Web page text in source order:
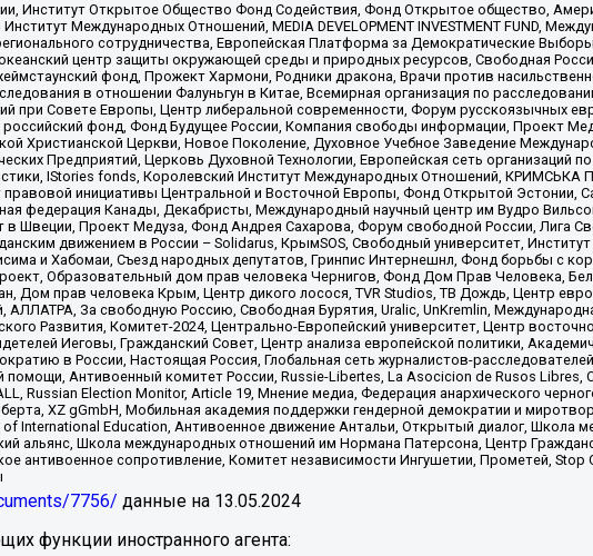
Институт Открытое Общество Фонд Содействия, Фонд Открытое общество,
Международных Отношений, MEDIA DEVELOPMENT INVESTMENT FUND,
сотрудничества, Европейская Платформа за Демократические
центр защиты окружающей среды и природных ресурсов, Свободная
фонд, Прожект Хармони, Родники дракона, Врачи против
в отношении Фалуньгун в Китае, Всемирная организация по
при Совете Европы, Центр либеральной современности, Форум русскоязычных
фонд, Фонд Будущее России, Компания свободы информации, Проект
Христианской Церкви, Новое Поколение, Духовное Учебное Заведение
Предприятий, Церковь Духовной Технологии, Европейская сеть
IStories fonds, Королевский Институт Международных Отношений,
правовой инициативы Центральной и Восточной Европы, Фонд Открытой Эстонии,
федерация Канады, Декабристы, Международный научный центр им Вудро
в Швеции, Проект Медуза, Фонд Андрея Сахарова, Форум свободной России, Лига
движением в России – Solidarus, КрымSOS, Свободный университет,
и Хабомаи, Съезд народных депутатов, Гринпис Интернешнл, Фонд борьбы с
Образовательный дом прав человека Чернигов, Фонд Дом Прав Человека,
Дом прав человека Крым, Центр дикого лосося, TVR Studios, ТВ Дождь, Центр
АЛЛАТРА, За свободную Россию, Свободная Бурятия, Uralic, UnKremlin,
Развития, Комитет-2024, Центрально-Европейский университет, Центр
Иеговы, Гражданский Совет, Центр анализа европейской политики,
в России, Настоящая Россия, Глобальная сеть журналистов-
помощи, Антивоенный комитет России, Russie-Libertes, La Asocicion de Rusos
Russian Election Monitor, Article 19, Мнение медиа, Федерация анархического
XZ gGmbH, Мобильная академия поддержки гендерной демократии и
of International Education, Антивоенное движение Антальи, Открытый диалог, Школа
альянс, Школа международных отношений им Нормана Патерсона, Центр
антивоенное сопротивление, Комитет независимости Ингушетии, Прометей,
7756/ данные на 13.05.2024
функции иностранного агента: